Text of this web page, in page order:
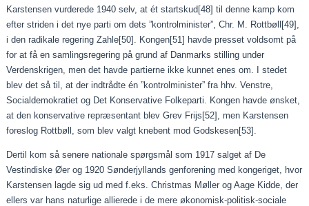
Karstensen vurderede 1940 selv, at ét startskud[48] til denne kamp kom
efter striden i det nye parti om dets ”kontrolminister”, Chr. M. Rottbøll[49]
i den radikale regering Zahle[50] . Kongen[51] havde presset voldsomt på
for at få en samlingsregering på grund af Danmarks stilling under
Verdenskrigen, men det havde partierne ikke kunnet enes om. I stedet
blev det så til, at der indtrådte én ”kontrolminister” fra hhv. Venstre,
Socialdemokratiet og Det Konservative Folkeparti. Kongen havde ønsket,
at den konservative repræsentant blev Grev Frijs[52] , men Karstensen
foreslog Rottbøll, som blev valgt knebent mod Godskesen[53]
Dertil kom så senere nationale spørgsmål som 1917 salget af De
Vestindiske Øer og 1920 Sønderjyllands genforening med kongeriget, hvor
Karstensen lagde sig ud med f.eks. Christmas Møller og Aage Kidde, der
ellers var hans naturlige allierede i de mere økonomisk-politisk-sociale